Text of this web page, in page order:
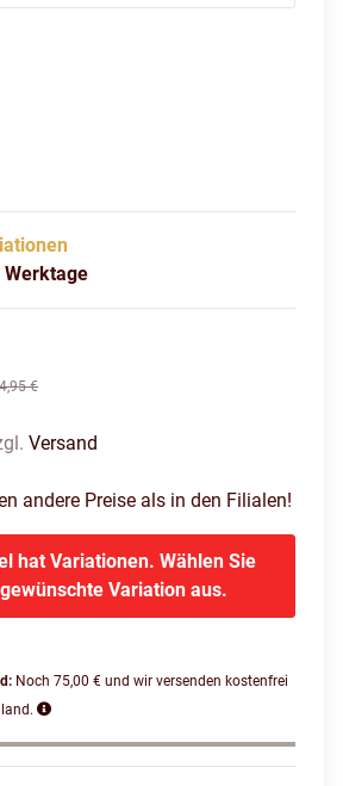
€
Versand
andere Preise als in den Filialen!
hat Variationen. Wählen Sie
Variation aus.
Noch 75,00 € und wir versenden kostenfrei